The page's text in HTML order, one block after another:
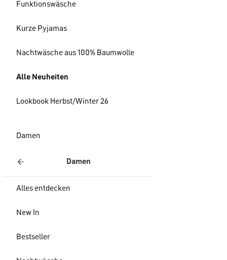
Funktionswäsche
Kurze Pyjamas
Nachtwäsche aus 100% Baumwolle
Alle Neuheiten
Lookbook Herbst/Winter 26
Damen
Damen
Alles entdecken
New In
Bestseller